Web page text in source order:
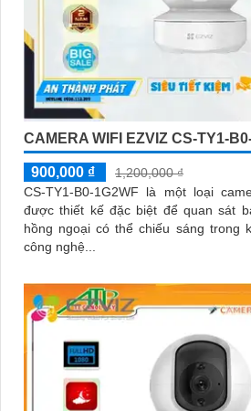
CAMERA WIFI EZVIZ CS-TY1-
900,000 ₫
1,200,000 ₫
CS-TY1-B0-1G2WF là một loại
được thiết kế đặc biệt để quan sát
hồng ngoại có thể chiếu sáng trong
công nghệ...